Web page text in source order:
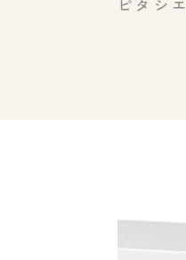
ピタシエ